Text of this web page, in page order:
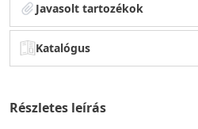
Javasolt tartozékok
Katalógus
Részletes leírás